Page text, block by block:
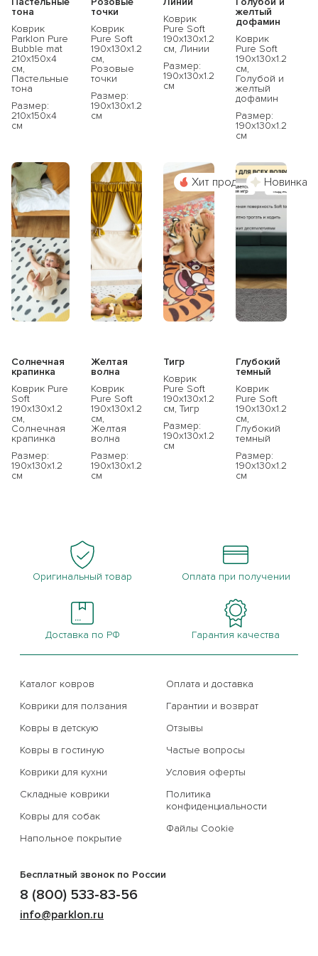
тона
Коврик
Parklon Pure
Bubble mat
210х150х4
см,
Пастельные
тона
Размер:
210x150x4
см
точки
Коврик
Pure Soft
190x130x1.2
см,
Розовые
точки
Размер:
190x130x1.2
см
Коврик
Pure Soft
190x130x1.2
см, Линии
Размер:
190x130x1.2
см
желтый
дофамин
Коврик
Pure Soft
190x130x1.2
см,
Голубой и
желтый
дофамин
Размер:
190x130x1.2
см
Солнечная
крапинка
Коврик Pure
Soft
190x130x1.2
см,
Солнечная
крапинка
Размер:
190x130x1.2
см
Желтая
волна
Коврик
Pure Soft
190x130x1.2
см,
Желтая
волна
Размер:
190x130x1.2
см
Хит продаж
Тигр
Коврик
Pure Soft
190x130x1.2
см, Тигр
Размер:
190x130x1.2
см
Новинка
Глубокий
темный
Коврик
Pure Soft
190x130x1.2
см,
Глубокий
темный
Размер:
190x130x1.2
см
Оригинальный товар Оплата при получении
Доставка по РФ Гарантия качества
Каталог ковров
Коврики для ползания
Ковры в детскую
Ковры в гостиную
Коврики для кухни
Складные коврики
Ковры для собак
Напольное покрытие
Оплата и доставка
Гарантии и возврат
Отзывы
Частые вопросы
Условия оферты
Политика
конфиденциальности
Файлы Cookie
Бесплатный звонок по России
8 (800) 533-83-56
info@parklon.ru